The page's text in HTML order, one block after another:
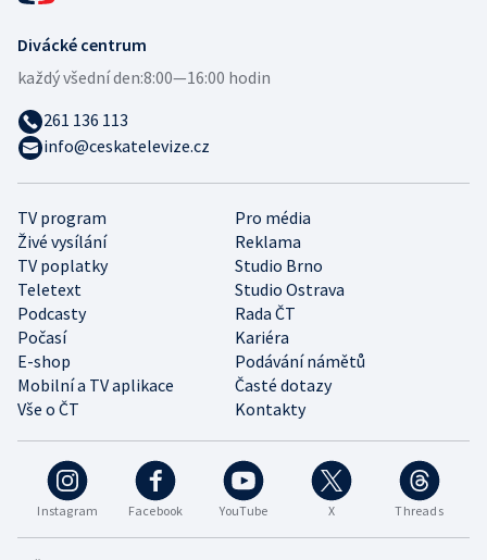
Instagram Facebook YouTube X Threads
TV program
Pro média
Živé vysílání
Reklama
TV poplatky
Studio Brno
Teletext
Studio Ostrava
Podcasty
Rada ČT
Počasí
Kariéra
E-shop
Podávání námětů
Mobilní a TV aplikace
Časté dotazy
Vše o ČT
Kontakty
Divácké centrum
každý všední den:8:00—16:00 hodin
261 136 113
info@ceskatelevize.cz